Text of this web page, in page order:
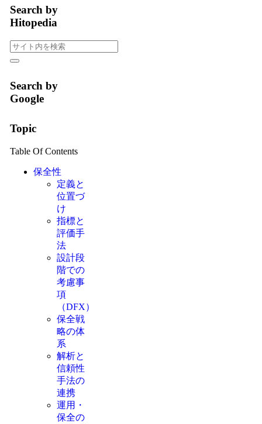
Search by
Hitopedia
Search by
Google
Topic
Table Of Contents
保全性
定義と
位置づ
け
指標と
評価手
法
設計段
階での
考慮事
項
（DFX）
保全戦
略の体
系
解析と
信頼性
手法の
連携
運用・
保全の